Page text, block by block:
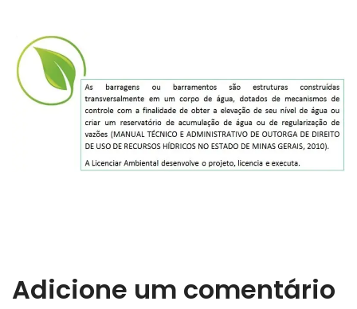
Adicione um comentário